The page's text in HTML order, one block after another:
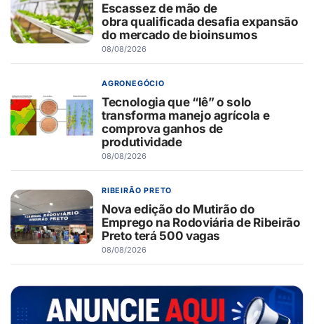
Escassez de mão de
obra qualificada desafia expansão
do mercado de bioinsumos
08/08/2026
AGRONEGÓCIO
Tecnologia que “lê” o solo
transforma manejo agrícola e
comprova ganhos de
produtividade
08/08/2026
RIBEIRÃO PRETO
Nova edição do Mutirão do
Emprego na Rodoviária de Ribeirão
Preto terá 500 vagas
08/08/2026